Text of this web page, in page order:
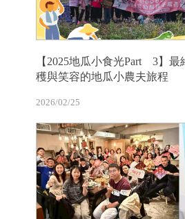
【2025地瓜小食光Part 3】
穫與笑容的地瓜小農夫旅程
2026/02/25